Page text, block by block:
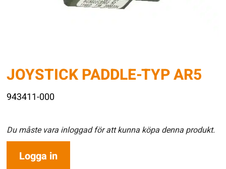
JOYSTICK PADDLE-TYP AR5
943411-000
Du måste vara inloggad för att kunna köpa denna produkt.
Logga in